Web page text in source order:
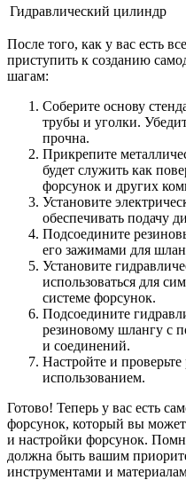
Гидравлический цилиндр
После того, как у вас есть
приступить к созданию
шагам:
Соберите основу
трубы и уголки.
прочна.
Прикрепите
будет служить как
форсунок и других
Установите
обеспечивать подачу
Подсоедините
его зажимами для
Установите
использоваться для
системе форсунок.
Подсоедините
резиновому шлангу с
и соединений.
Настройте и проверьте
использованием.
Готово! Теперь у вас есть
форсунок, который вы
и настройки форсунок.
должна быть вашим
инструментами и